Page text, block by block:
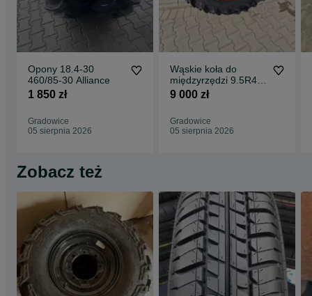
Opony 18.4-30
460/85-30 Alliance
1 850 zł
Gradowice
05 sierpnia 2026
Wąskie koła do
międzyrzędzi 9.5R48
9.5-36
9 000 zł
Gradowice
05 sierpnia 2026
Zobacz też